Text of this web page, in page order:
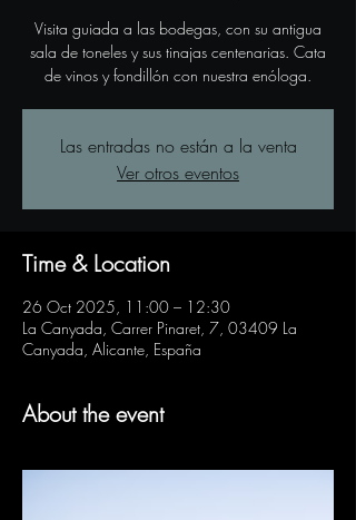
Visita guiada a las bodegas, con su antigua
sala de toneles y sus tinajas centenarias. Cata
de vinos y fondillón con nuestra enóloga.
Las entradas no están a la venta
Ver otros eventos
Time & Location
26 Oct 2025, 11:00 – 12:30
La Canyada, Carrer Pinaret, 7, 03409 La
Canyada, Alicante, España
About the event